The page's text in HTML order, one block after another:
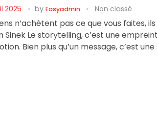
2025 by Easyadmin Non classé
n’achètent pas ce que vous faites,
Sinek Le storytelling, c’est une
Bien plus qu’un message, c’est